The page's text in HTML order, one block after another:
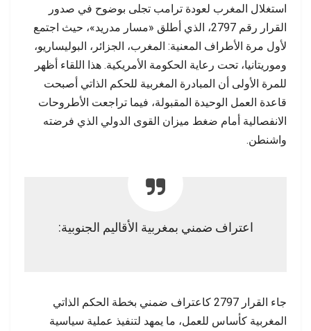
استغلال المغرب لعودة ترامب تجلى بوضوح في صدور
القرار رقم 2797، الذي أطلق «مسار مدريد»، حيث اجتمع
لأول مرة الأطراف المعنية: المغرب، الجزائر، البوليساريو،
وموريتانيا، تحت رعاية الحكومة الأمريكية. هذا اللقاء أظهر
للمرة الأولى أن المبادرة المغربية للحكم الذاتي أصبحت
قاعدة العمل الوحيدة المقبولة، فيما تراجعت الأطروحات
الانفصالية أمام ضغط ميزان القوى الدولي الذي فرضته
واشنطن.
اعتراف ضمني بمغربية الأقاليم الجنوبية:
جاء القرار 2797 كاعتراف ضمني بخطة الحكم الذاتي
المغربية كأساس للعمل، ما يمهد لتنفيذ عملية سياسية